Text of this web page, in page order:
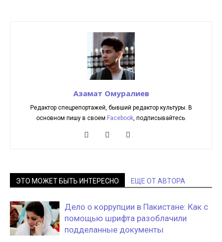
Азамат Омуралиев
Редактор спецрепортажей, бывший редактор культуры. В
основном пишу в своем Facebook, подписывайтесь.
ЭТО МОЖЕТ БЫТЬ ИНТЕРЕСНО ЕЩЕ ОТ АВТОРА
Дело о коррупции в Пакистане: Как с
помощью шрифта разоблачили
подделанные документы